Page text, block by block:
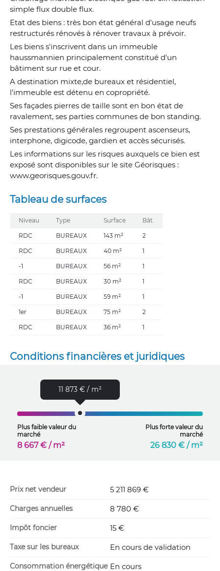
simple flux double flux.
Etat des biens : très bon état général d'usage neufs
restructurés rénovés à rénover travaux à prévoir.
Les biens s'inscrivent dans un immeuble
haussmannien principalement constitué d'un
bâtiment sur rue et cour.
A destination mixte,de bureaux et résidentiel,
l'immeuble est détenu en copropriété.
Ses façades pierres de taille sont en bon état de
ravalement, ses parties communes de bon standing.
Ses prestations générales regroupent ascenseurs,
interphone, digicode, gardien et accès sécurisés.
Les informations sur les risques auxquels ce bien est
exposé sont disponibles sur le site Géorisques :
www.georisques.gouv.fr.
Tableau de surfaces
Niveau Type Surface Bât.
RDC BUREAUX 143 m² 2
RDC BUREAUX 40 m² 1
-1 BUREAUX 56 m² 1
RDC BUREAUX 30 m² 1
-1 BUREAUX 59 m² 1
1er BUREAUX 75 m² 2
RDC BUREAUX 36 m² 1
Conditions financières et juridiques
11 873 € / m²
Plus faible valeur du
marché
8 667 € / m²
Plus forte valeur du
marché
26 830 € / m²
Prix net vendeur 5 211 869 €
Charges annuelles 8 780 €
Impôt foncier 15 €
Taxe sur les bureaux En cours de validation
Consommation énergétique En cours